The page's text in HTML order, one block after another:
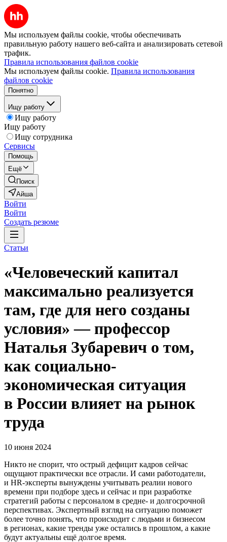
Мы используем файлы cookie, чтобы обеспечивать
правильную работу нашего веб-сайта и анализировать сетевой
трафик.
Правила использования файлов cookie
Мы используем файлы cookie. Правила использования
файлов cookie
Понятно
Ищу работу
Ищу работу
Ищу работу
Ищу сотрудника
Сервисы
Помощь
Ещё
Поиск
Айша
Войти
Войти
Создать резюме
Статьи
«Человеческий капитал
максимально реализуется
там, где для него созданы
условия» — профессор
Наталья Зубаревич о том,
как социально-
экономическая ситуация
в России влияет на рынок
труда
10 июня 2024
Никто не спорит, что острый дефицит кадров сейчас
ощущают практически все отрасли. И сами работодатели,
и HR-эксперты вынуждены учитывать реалии нового
времени при подборе здесь и сейчас и при разработке
стратегий работы с персоналом в средне- и долгосрочной
перспективах. Экспертный взгляд на ситуацию поможет
более точно понять, что происходит с людьми и бизнесом
в регионах, какие тренды уже остались в прошлом, а какие
будут актуальны ещё долгое время.